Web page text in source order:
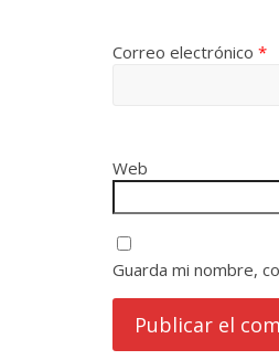
Correo electrónico *
Web
Guarda mi nombre,